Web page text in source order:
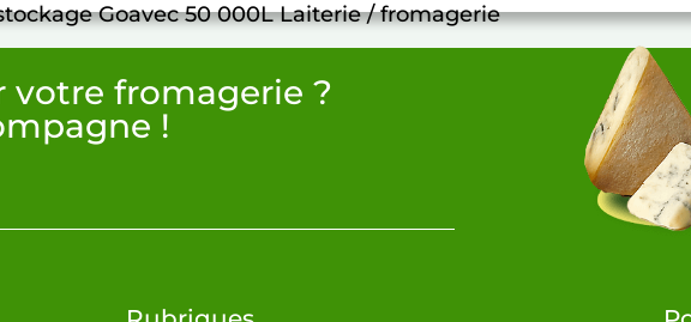
Goavec 50 000L Laiterie / fromagerie
votre fromagerie ?
!